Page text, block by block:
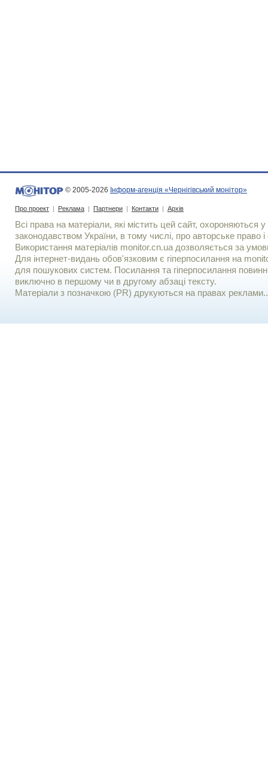
© 2005-2026 Інформ-агенція «Чернігівський монітор»
Про проект | Реклама | Партнери | Контакти | Архів
Всі права на матеріали, які містить цей сайт, охороняються у
законодавством України, в тому числі, про авторське право і
Використання матерiалiв monitor.cn.ua дозволяється за
Для iнтернет-видань обов'язковим є гiперпосилання на
для пошукових систем. Посилання та гіперпосилання
виключно в першому чи в другому абзаці тексту.
Матеріали з позначкою (PR) друкуються на правах реклами..